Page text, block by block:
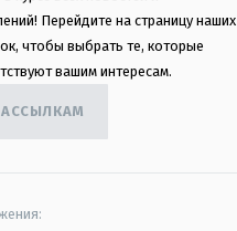
Перейдите на страницу наших
чтобы выбрать те, которые
вашим интересам.